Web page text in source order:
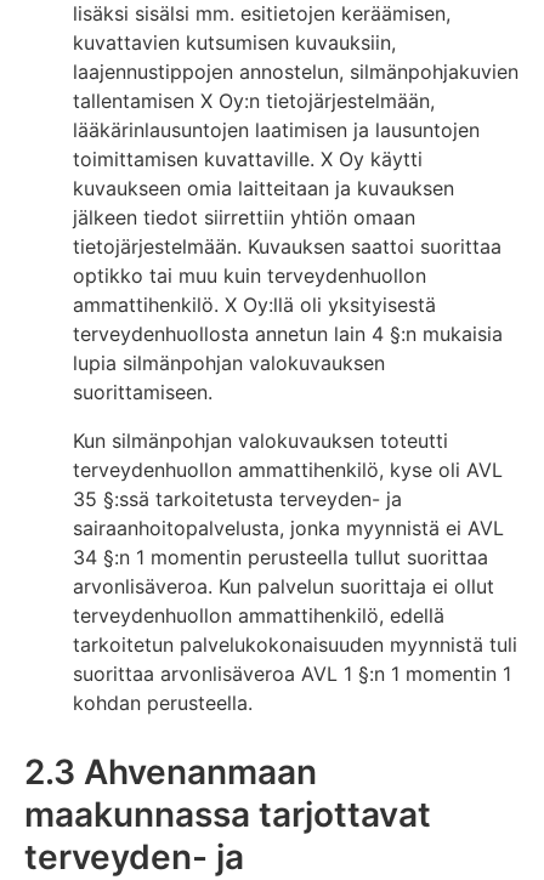
lisäksi sisälsi mm. esitietojen keräämisen,
kuvattavien kutsumisen kuvauksiin,
laajennustippojen annostelun, silmänpohjakuvien
tallentamisen X Oy:n tietojärjestelmään,
lääkärinlausuntojen laatimisen ja lausuntojen
toimittamisen kuvattaville. X Oy käytti
kuvaukseen omia laitteitaan ja kuvauksen
jälkeen tiedot siirrettiin yhtiön omaan
tietojärjestelmään. Kuvauksen saattoi suorittaa
optikko tai muu kuin terveydenhuollon
ammattihenkilö. X Oy:llä oli yksityisestä
terveydenhuollosta annetun lain 4 §:n mukaisia
lupia silmänpohjan valokuvauksen
suorittamiseen.
Kun silmänpohjan valokuvauksen toteutti
terveydenhuollon ammattihenkilö, kyse oli AVL
35 §:ssä tarkoitetusta terveyden- ja
sairaanhoitopalvelusta, jonka myynnistä ei AVL
34 §:n 1 momentin perusteella tullut suorittaa
arvonlisäveroa. Kun palvelun suorittaja ei ollut
terveydenhuollon ammattihenkilö, edellä
tarkoitetun palvelukokonaisuuden myynnistä tuli
suorittaa arvonlisäveroa AVL 1 §:n 1 momentin 1
kohdan perusteella.
2.3 Ahvenanmaan
maakunnassa tarjottavat
terveyden- ja